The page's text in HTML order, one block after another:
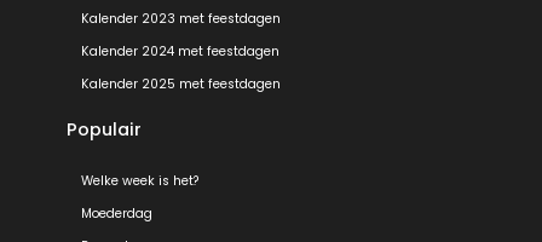
Kalender 2023 met feestdagen
Kalender 2024 met feestdagen
Kalender 2025 met feestdagen
Populair
Welke week is het?
Moederdag